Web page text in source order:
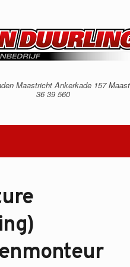
Maastricht Ankerkade 157
36 39 560